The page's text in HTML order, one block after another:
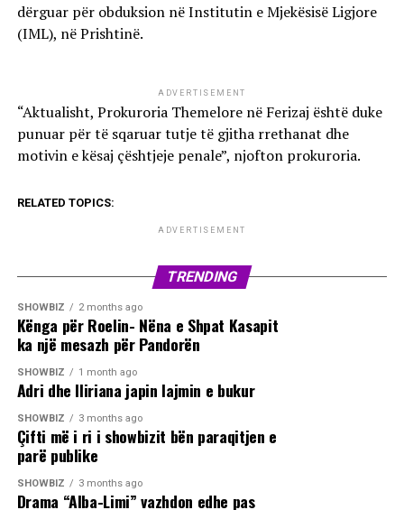
dërguar për obduksion në Institutin e Mjekësisë Ligjore
(IML), në Prishtinë.
ADVERTISEMENT
“Aktualisht, Prokuroria Themelore në Ferizaj është duke
punuar për të sqaruar tutje të gjitha rrethanat dhe
motivin e kësaj çështjeje penale”, njofton prokuroria.
RELATED TOPICS:
ADVERTISEMENT
TRENDING
SHOWBIZ 2 months ago
Kënga për Roelin- Nëna e Shpat Kasapit
ka një mesazh për Pandorën
SHOWBIZ 1 month ago
Adri dhe Iliriana japin lajmin e bukur
SHOWBIZ 3 months ago
Çifti më i ri i showbizit bën paraqitjen e
parë publike
SHOWBIZ 3 months ago
Drama “Alba-Limi” vazhdon edhe pas